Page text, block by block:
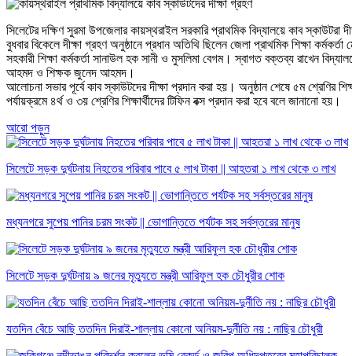
সিলেটের দক্ষিণ সুরমা উপজেলার কায়স্থরাইল সরকারি প্রাথমিক বিদ্যালয়ে কাব স্কাউটরা
বুধবার বিকেলে দীক্ষা গ্রহণ অনুষ্ঠানে প্রধান অতিথি ছিলেন জেলা প্রাথমিক শিক্ষা
সহকারী শিক্ষা কর্মকর্তা সানাউল হক সানী ও মুসলিমা বেগম। স্বাগত বক্তব্য রাখেন
আহমদ ও শিক্ষক জুনেদ আহমদ।
আলোচনা সভার পূর্বে কাব স্কাউটদের দীক্ষা প্রদান করা হয়। অনুষ্ঠান শেষে ৫ম শ্রেণির
পর্যায়ক্রমে ৪র্থ ও ৩য় শ্রেণির শিক্ষার্থীদের টিফিন বক্স প্রদান করা হবে বলে জানানো হয়।
আরো পড়ুন
সিলেটে সড়ক দুর্ঘটনায় নিহতের পরিবার পাবে ৫ লাখ টাকা || আহতরা ১ লাখ থেকে ৩ লাখ
মধ্যনগরে সুপেয় পানির চরম সংকট || ভোগান্তিতে পর্যটক সহ সর্বস্তরের মানুষ
সিলেটে সড়ক দুর্ঘটনায় ৯ জনের মৃত্যুতে মন্ত্রী আরিফুল হক চৌধুরীর শোক
যতদিন বেঁচে আছি ততদিন দিরাই-শাল্লায় কোনো অনিয়ম-দুর্নীতি নয় : নাছির চৌধুরী